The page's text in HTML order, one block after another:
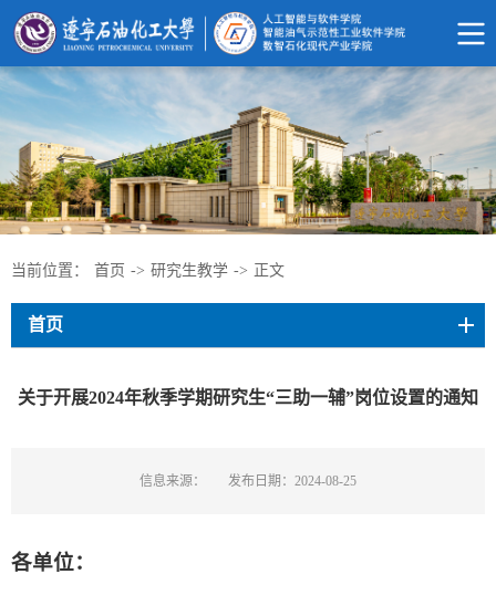
当前位置： 首页 -> 研究生教学 -> 正文
首页
关于开展2024年秋季学期研究生“三助一辅”岗位设置的通知
信息来源： 发布日期：2024-08-25
各单位：